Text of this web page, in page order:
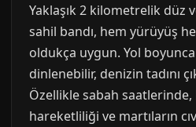
Yaklaşık 2 kilometrelik düz
sahil bandı, hem yürüyüş
oldukça uygun. Yol
dinlenebilir, denizin tadını
Özellikle sabah saatlerinde,
hareketliliği ve martıların